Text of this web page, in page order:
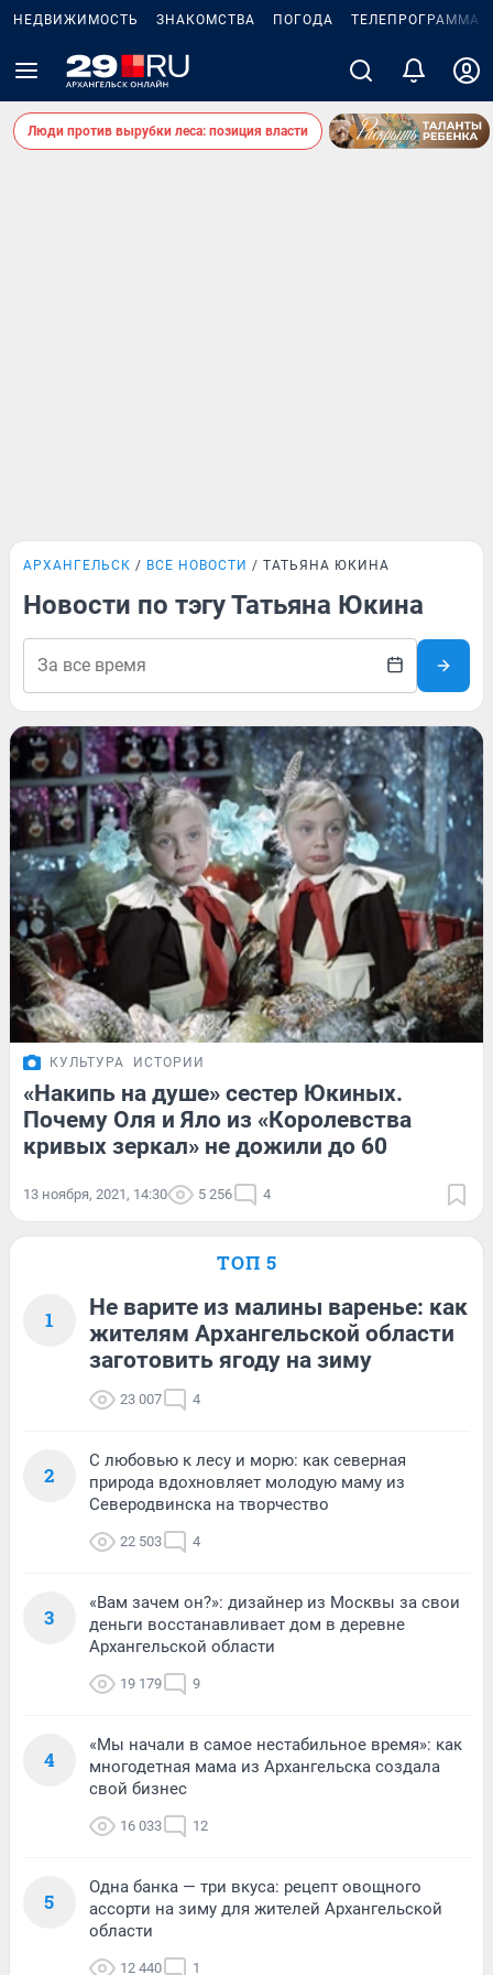
НЕДВИЖИМОСТЬ ЗНАКОМСТВА ПОГОДА ТЕЛЕПРОГРАММА
Люди против вырубки леса: позиция власти
АРХАНГЕЛЬСК ВСЕ НОВОСТИ ТАТЬЯНА ЮКИНА
Новости по тэгу Татьяна Юкина
КУЛЬТУРА ИСТОРИИ
«Накипь на душе» сестер Юкиных.
Почему Оля и Яло из «Королевства
кривых зеркал» не дожили до 60
13 ноября, 2021, 14:30 5 256 4
ТОП 5
1
Не варите из малины варенье: как
жителям Архангельской области
заготовить ягоду на зиму
23 007 4
2
С любовью к лесу и морю: как северная
природа вдохновляет молодую маму из
Северодвинска на творчество
22 503 4
3
«Вам зачем он?»: дизайнер из Москвы за свои
деньги восстанавливает дом в деревне
Архангельской области
19 179 9
4
«Мы начали в самое нестабильное время»: как
многодетная мама из Архангельска создала
свой бизнес
16 033 12
5
Одна банка — три вкуса: рецепт овощного
ассорти на зиму для жителей Архангельской
области
12 440 1